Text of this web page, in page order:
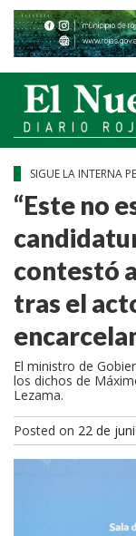
SIGUE LA INTERNA
“Este no
contestó
tras el
El ministro de
los dichos de
Lezama.
Posted on 22 de